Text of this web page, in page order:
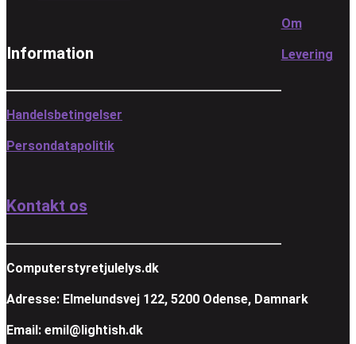
Information
Om
Levering
Handelsbetingelser
Persondatapolitik
Kontakt os
Computerstyretjulelys.dk
Adresse: Elmelundsvej 122, 5200 Odense, Damnark
Email: emil@lightish.dk